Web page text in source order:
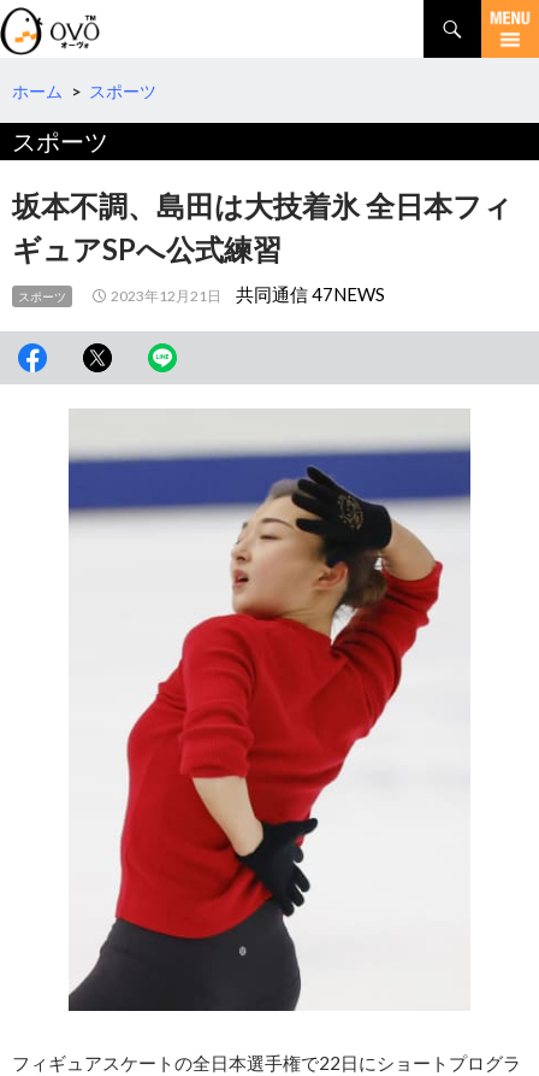
検
索
コ
テ
へ
動
ホーム > スポーツ
スポーツ
坂本不調、島田は大技着氷 全日本フィ
ギュアSPへ公式練習
スポーツ 2023年12月21日 共同通信 47NEWS
フィギュアスケートの全日本選手権で22日にショートプログラ